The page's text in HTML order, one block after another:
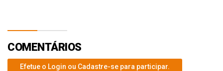
COMENTÁRIOS
Efetue o Login ou Cadastre-se para participar.